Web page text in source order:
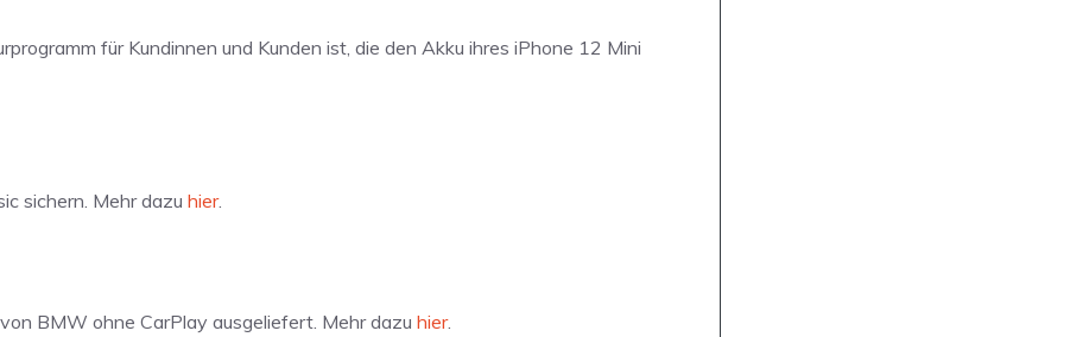
für Kundinnen und Kunden ist, die den Akku ihres iPhone 12 Mini
sichern. Mehr dazu hier.
BMW ohne CarPlay ausgeliefert. Mehr dazu hier.